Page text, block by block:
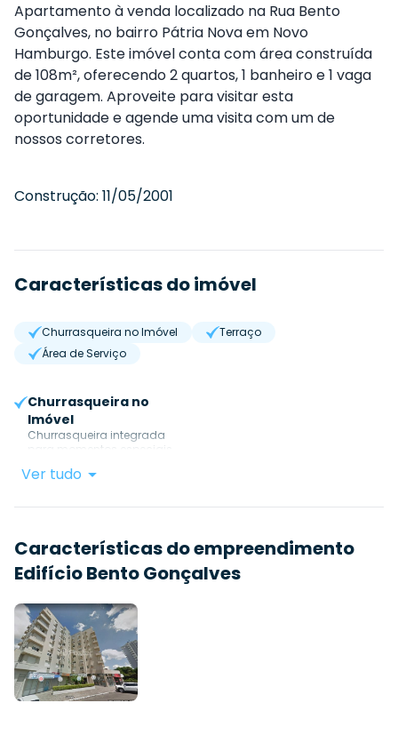
Apartamento à venda localizado na Rua Bento
Gonçalves, no bairro Pátria Nova em Novo
Hamburgo. Este imóvel conta com área construída
de 108m², oferecendo 2 quartos, 1 banheiro e 1 vaga
de garagem. Aproveite para visitar esta
oportunidade e agende uma visita com um de
nossos corretores.
Construção: 11/05/2001
Características do imóvel
Churrasqueira no Imóvel
Terraço
Área de Serviço
Churrasqueira no
Imóvel
Churrasqueira integrada
para momentos especiais.
Ver tudo
Características do empreendimento
Edifício Bento Gonçalves